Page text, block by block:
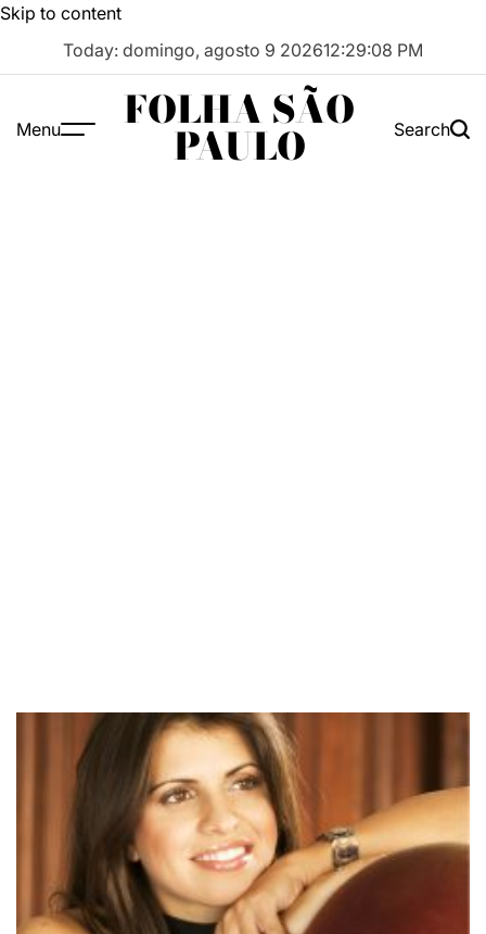
Skip to content
Today: domingo, agosto 9 202612:29:09 PM
Menu FOLHA SÃO
PAULO Search